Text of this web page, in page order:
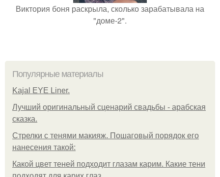
Виктория боня раскрыла, сколько зарабатывала на
"доме-2".
Популярные материалы
Kajal EYE Liner.
Лучший оригинальный сценарий свадьбы - арабская
сказка.
Стрелки с тенями макияж. Пошаговый порядок его
нанесения такой:
Какой цвет теней подходит глазам карим. Какие тени